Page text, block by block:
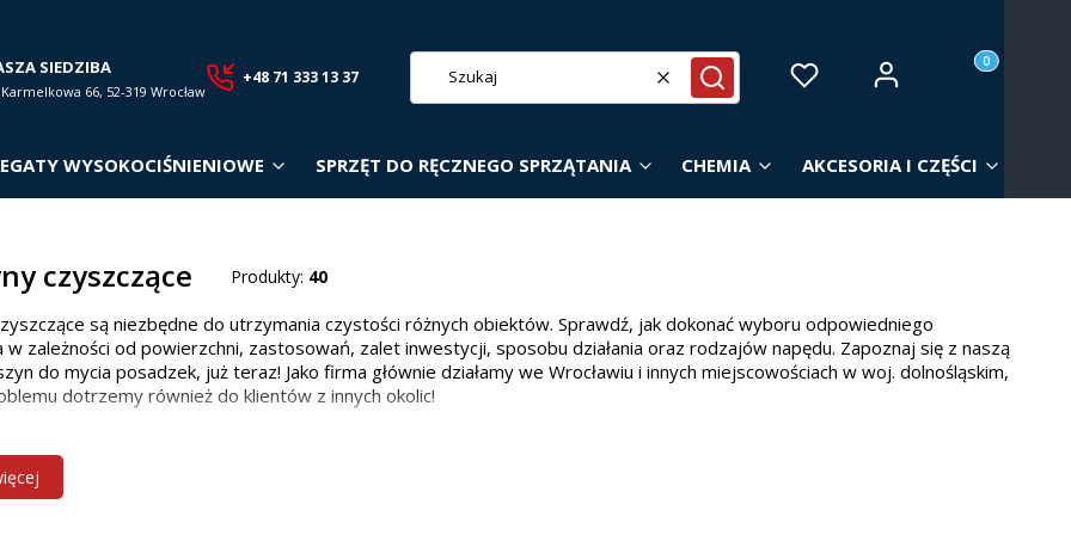
+48 71 333 13 37
SIEDZIBA
66, 52-319 Wrocław WyczyśćSzukaj
Ulubione Zaloguj się Produkty w
Koszyk
WYSOKOCIŚNIENIOWE SPRZĘT DO RĘCZNEGO SPRZĄTANIA CHEMIA AKCESORIA I CZĘŚCI
czyszczące Produkty: 40
są niezbędne do utrzymania czystości różnych obiektów. Sprawdź, jak dokonać wyboru odpowiedniego
w zależności od powierzchni, zastosowań, zalet inwestycji, sposobu działania oraz rodzajów napędu. Zapoznaj się z naszą
do mycia posadzek, już teraz! Jako firma głównie działamy we Wrocławiu i innych miejscowościach w woj. dolnośląskim,
dotrzemy również do klientów z innych okolic!
czyszczących w zależności od powierzchni
modelu zależy od wielkości i rodzaju powierzchni: